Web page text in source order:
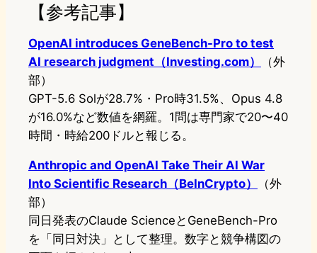
【参考記事】
OpenAI introduces GeneBench-Pro to test
AI research judgment（Investing.com）
（外
部）
GPT-5.6 Solが28.7%・Pro時31.5%、Opus 4.8
が16.0%など数値を網羅。1問は専門家で20〜40
時間・時給200ドルと報じる。
Anthropic and OpenAI Take Their AI War
Into Scientific Research（BeInCrypto）
（外
部）
同日発表のClaude ScienceとGeneBench-Pro
を「同日対決」として整理。数字と競争構図の